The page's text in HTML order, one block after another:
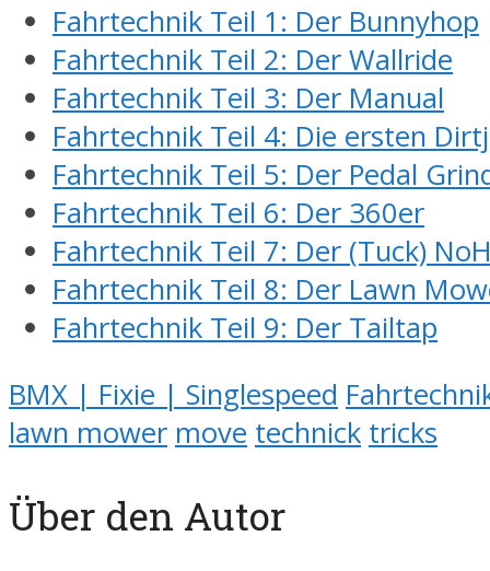
Fahrtechnik Teil 1: Der Bunnyhop
Fahrtechnik Teil 2: Der Wallride
Fahrtechnik Teil 3: Der Manual
Fahrtechnik Teil 4: Die ersten
Fahrtechnik Teil 5: Der Pedal
Fahrtechnik Teil 6: Der 360er
Fahrtechnik Teil 7: Der (Tuck)
Fahrtechnik Teil 8: Der Lawn
Fahrtechnik Teil 9: Der Tailtap
BMX | Fixie | Singlespeed
lawn mower move technick tricks
Über den Autor